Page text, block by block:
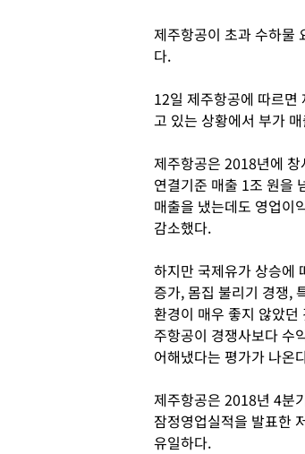
제주항공이 초과 수하물
다.
12일 제주항공에 따르면
고 있는 상황에서 부가
제주항공은 2018년에 창
연결기준 매출 1조 원을
매출을 냈는데도 영업이
감소했다.
하지만 국제유가 상승에
증가, 몸집 불리기 경쟁,
환경이 매우 좋지 않았던
주항공이 경쟁사보다 수
어해냈다는 평가가 나온
제주항공은 2018년 4분
잠정영업실적을 발표한
유일하다.